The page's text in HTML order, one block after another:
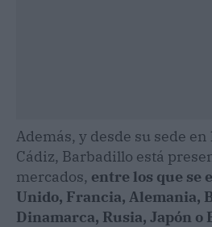
Además, y desde su sede
Cádiz, Barbadillo está
mercados, entre los que se
Unido, Francia, Alemania,
Dinamarca, Rusia, Japón o